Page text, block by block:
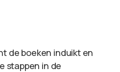
de boeken induikt en
stappen in de